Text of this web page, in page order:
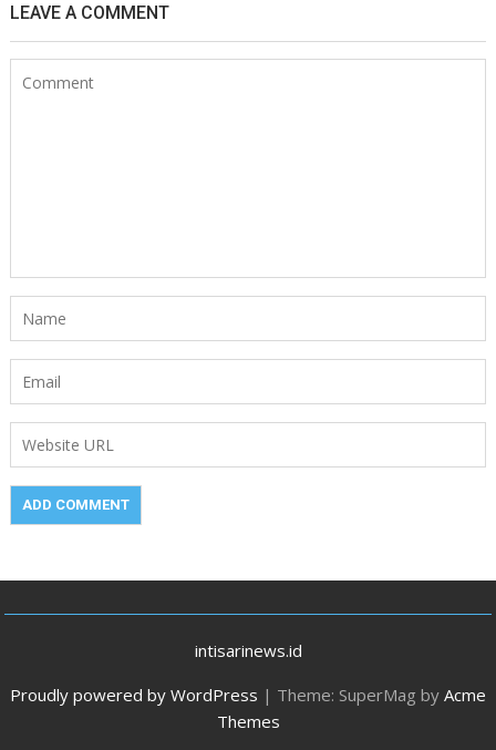
LEAVE A COMMENT
intisarinews.id
Proudly powered by WordPress | Theme: SuperMag by Acme
Themes